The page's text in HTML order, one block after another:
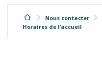
Nous contacter
Horaires de l’accueil